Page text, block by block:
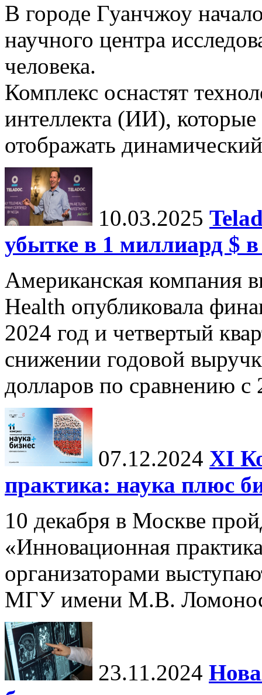
В городе Гуанчжоу
научного центра
человека.
Комплекс оснастят
интеллекта (ИИ),
отображать
10.03.2025
убытке в 1 миллиард $ в
Американская компания
Health опубликовала
2024 год и четвертый
снижении годовой
долларов по сравнению с
07.12.2024 ХI
практика: наука плюс
10 декабря в Москве
«Инновационная
организаторами
МГУ имени М.В.
23.11.2024